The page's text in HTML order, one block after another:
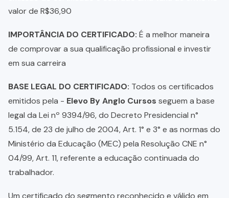
valor de R$36,90
IMPORTÂNCIA DO CERTIFICADO: É a melhor maneira
de comprovar a sua qualificação profissional e investir
em sua carreira
BASE LEGAL DO CERTIFICADO: Todos os certificados
emitidos pela - Elevo By Anglo Cursos seguem a base
legal da Lei nº 9394/96, do Decreto Presidencial n°
5.154, de 23 de julho de 2004, Art. 1° e 3° e as normas do
Ministério da Educação (MEC) pela Resolução CNE n°
04/99, Art. 11, referente a educação continuada do
trabalhador.
Um certificado do segmento reconhecido e válido em